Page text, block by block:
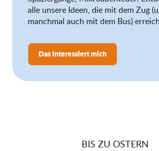
alle unsere Ideen, die mit dem Zug
manchmal auch mit dem Bus)
Das interessiert mich
BIS ZU OSTERN